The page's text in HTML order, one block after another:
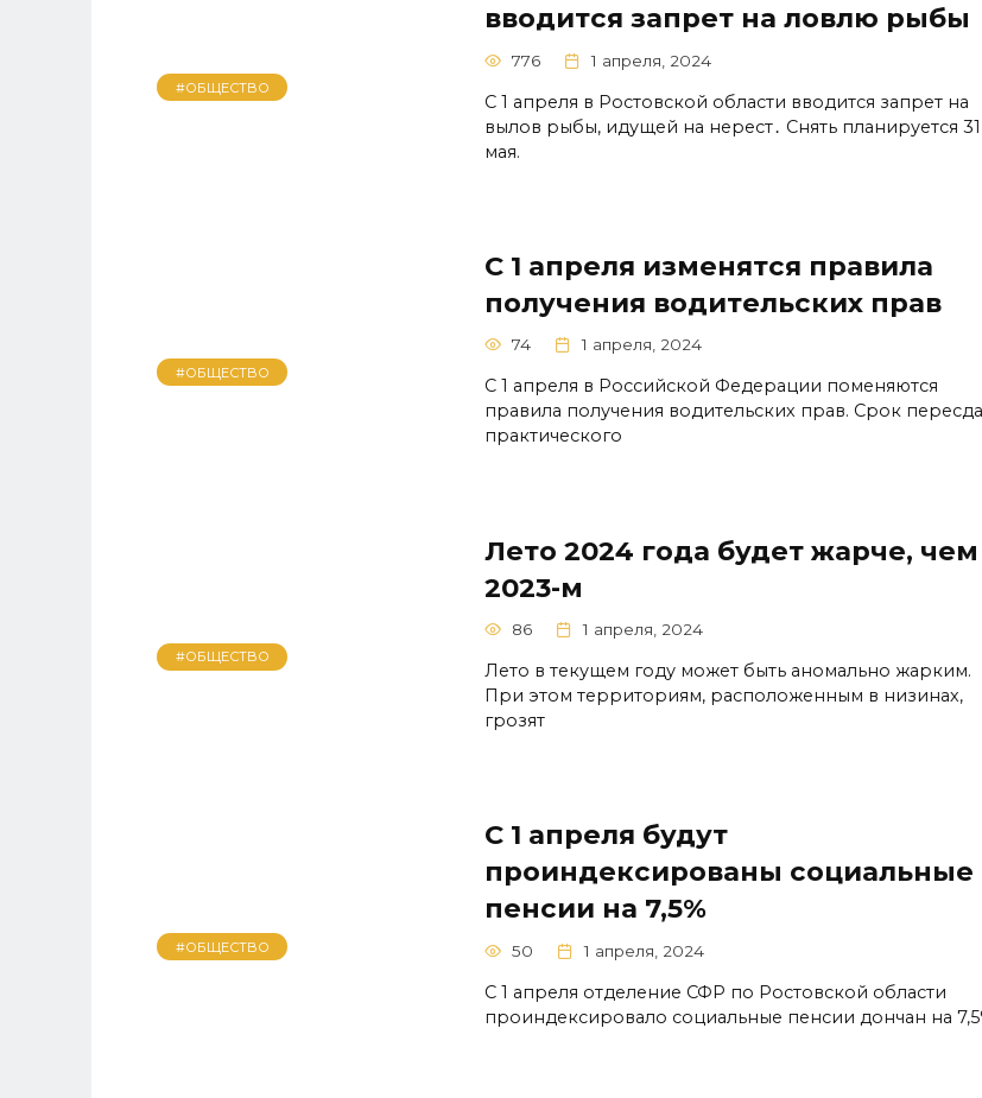
#ОБЩЕСТВО
вводится запрет на ловлю рыбы
776 1 апреля, 2024
С 1 апреля в Ростовской области вводится запрет на
вылов рыбы‚ идущей на нерест․ Снять планируется 31
мая.
#ОБЩЕСТВО
С 1 апреля изменятся правила
получения водительских прав
74 1 апреля, 2024
С 1 апреля в Российской Федерации поменяются
правила получения водительских прав. Срок
практического
#ОБЩЕСТВО
Лето 2024 года будет жарче, чем
2023-м
86 1 апреля, 2024
Лето в текущем году может быть аномально жарким.
При этом территориям, расположенным в низинах,
грозят
#ОБЩЕСТВО
С 1 апреля будут
проиндексированы социальные
пенсии на 7,5%
50 1 апреля, 2024
C 1 апреля отделение СФР по Ростовской области
проиндексировало социальные пенсии дончан на